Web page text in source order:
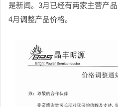
是新闻。3月已经有两家主营产
4月调整产品价格。